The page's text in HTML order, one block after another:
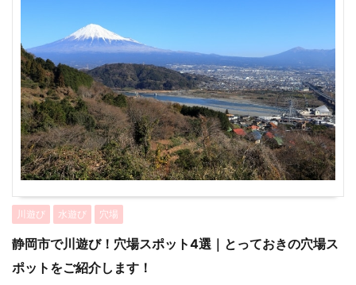
川遊び 水遊び 穴場
静岡市で川遊び！穴場スポット4選｜とっておきの穴場ス
ポットをご紹介します！